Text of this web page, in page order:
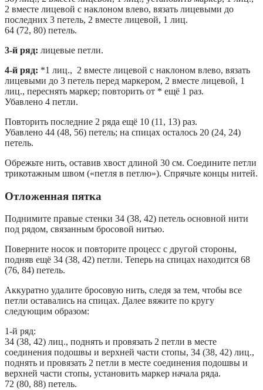
2 вместе лицевой с наклоном влево, вязать лицевыми до
последних 3 петель, 2 вместе лицевой, 1 лиц.
64 (72, 80) петель.
3-й ряд: лицевые петли.
4-й ряд: *1 лиц., 2 вместе лицевой с наклоном влево, вязать
лицевыми до 3 петель перед маркером, 2 вместе лицевой, 1
лиц., переснять маркер; повторить от * ещё 1 раз.
Убавлено 4 петли.
Повторить последние 2 ряда ещё 10 (11, 13) раз.
Убавлено 44 (48, 56) петель; на спицах осталось 20 (24, 24)
петель.
Обрежьте нить, оставив хвост длиной 30 см. Соедините петли
трикотажным швом («петля в петлю»). Спрячьте концы нитей.
Отложенная пятка
Поднимите правые стенки 34 (38, 42) петель основной нити
под рядом, связанным бросовой нитью.
Поверните носок и повторите процесс с другой стороны,
подняв ещё 34 (38, 42) петли. Теперь на спицах находится 68
(76, 84) петель.
Аккуратно удалите бросовую нить, следя за тем, чтобы все
петли оставались на спицах. Далее вяжите по кругу
следующим образом:
1-й ряд:
34 (38, 42) лиц., поднять и провязать 2 петли в месте
соединения подошвы и верхней части стопы, 34 (38, 42) лиц.,
поднять и провязать 2 петли в месте соединения подошвы и
верхней части стопы, установить маркер начала ряда.
72 (80, 88) петель.